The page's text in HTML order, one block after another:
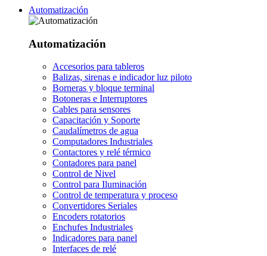
Automatización
Automatización
Accesorios para tableros
Balizas, sirenas e indicador luz piloto
Borneras y bloque terminal
Botoneras e Interruptores
Cables para sensores
Capacitación y Soporte
Caudalímetros de agua
Computadores Industriales
Contactores y relé térmico
Contadores para panel
Control de Nivel
Control para Iluminación
Control de temperatura y proceso
Convertidores Seriales
Encoders rotatorios
Enchufes Industriales
Indicadores para panel
Interfaces de relé